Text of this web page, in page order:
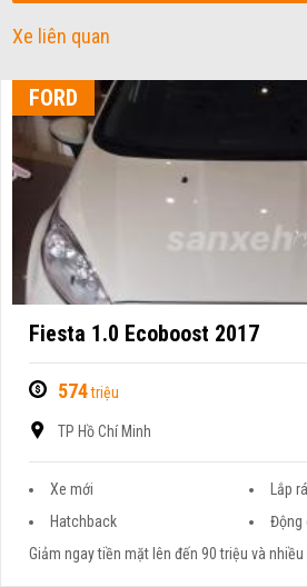
Xe liên quan
FORD
Fiesta 1.0 Ecoboost 2017
574triệu
TP Hồ Chí Minh
Xe mới
Lắp
Hatchback
Động
Giảm ngay tiền mặt lên đến 90 triệu và